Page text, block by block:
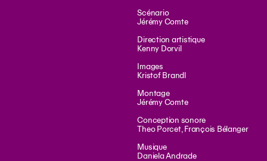
Scénario
Jérémy Comte
Direction artistique
Kenny Dorvil
Images
Kristof Brandl
Montage
Jérémy Comte
Conception sonore
Theo Porcet, François Bélanger
Musique
Daniela Andrade